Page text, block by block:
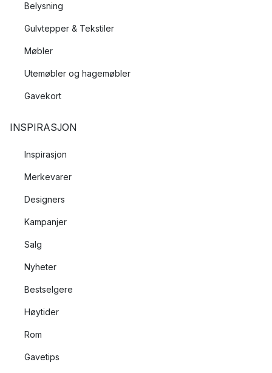
Belysning
Gulvtepper & Tekstiler
Møbler
Utemøbler og hagemøbler
Gavekort
INSPIRASJON
Inspirasjon
Merkevarer
Designers
Kampanjer
Salg
Nyheter
Bestselgere
Høytider
Rom
Gavetips